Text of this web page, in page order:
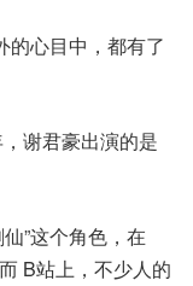
的心目中，都有了
谢君豪出演的是
”这个角色，在
B站上，不少人的